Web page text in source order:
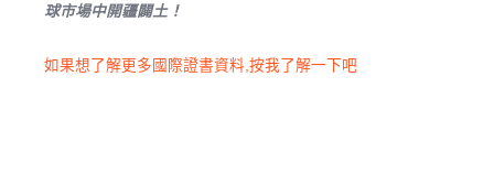
球市場中開疆闢土！
如果想了解更多國際證書資料,按我了解一下吧